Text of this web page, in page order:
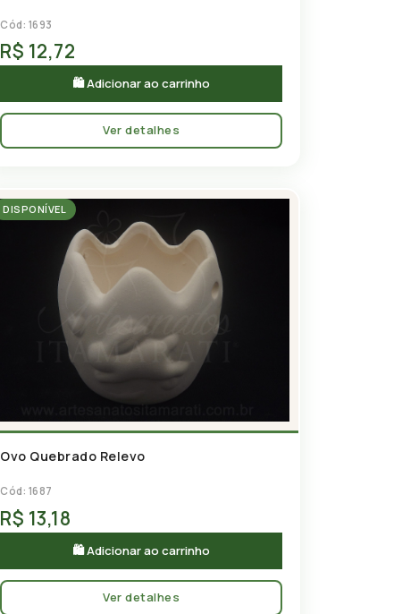
Cód: 1693
R$ 12,72
🛍 Adicionar ao carrinho
Ver detalhes
DISPONÍVEL
Ovo Quebrado Relevo
Cód: 1687
R$ 13,18
🛍 Adicionar ao carrinho
Ver detalhes